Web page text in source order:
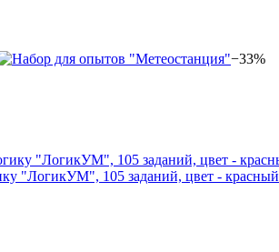
−33%
"ЛогикУМ", 105 заданий, цвет - красный